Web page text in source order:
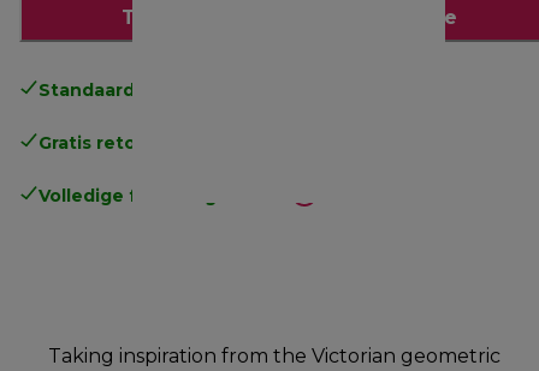
Toevoegen aan winkelwagentje
Standaard gratis verzending
Gratis retourneren
Volledige fabrieksgarantie
Taking inspiration from the Victorian geometric